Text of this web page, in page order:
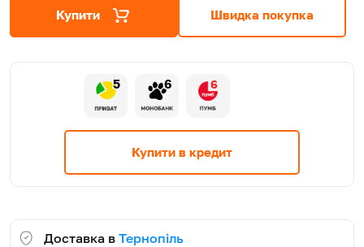
Купити Швидка покупка
5 6 6
Купити в кредит
Доставка в Тернопіль